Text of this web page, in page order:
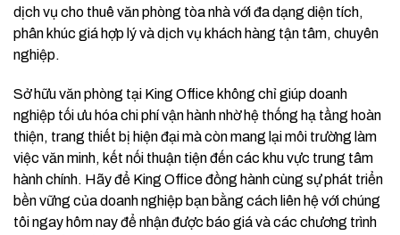
dịch vụ cho thuê văn phòng tòa nhà với đa dạng diện tích,
phân khúc giá hợp lý và dịch vụ khách hàng tận tâm, chuyên
nghiệp.
Sở hữu văn phòng tại King Office không chỉ giúp doanh
nghiệp tối ưu hóa chi phí vận hành nhờ hệ thống hạ tầng hoàn
thiện, trang thiết bị hiện đại mà còn mang lại môi trường làm
việc văn minh, kết nối thuận tiện đến các khu vực trung tâm
hành chính. Hãy để King Office đồng hành cùng sự phát triển
bền vững của doanh nghiệp bạn bằng cách liên hệ với chúng
tôi ngay hôm nay để nhận được báo giá và các chương trình